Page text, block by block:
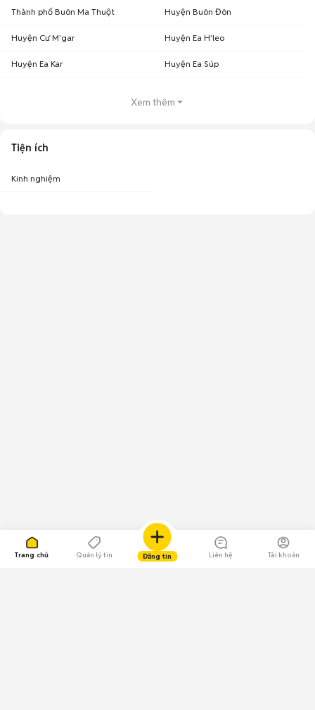
Trang chủ Quản lý tin Đăng tin Liên hệ Tài khoản
Thành phố Buôn Ma Thuột Huyện Buôn Đôn
Huyện Cư M'gar Huyện Ea H'leo
Huyện Ea Kar Huyện Ea Súp
Xem thêm
Tiện ích
Kinh nghiệm